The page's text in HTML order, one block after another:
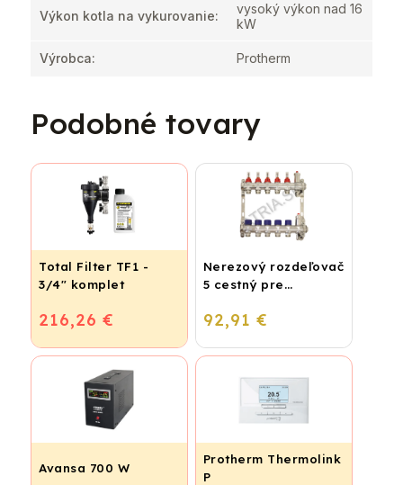
Výkon kotla na vykurovanie:
vysoký výkon nad 16
kW
Výrobca: Protherm
Podobné tovary
Total Filter TF1 -
3/4" komplet
216,26 €
Nerezový rozdeľovač
5 cestný pre
vykurovanie
92,91 €
Avansa 700 W
Protherm Thermolink
P